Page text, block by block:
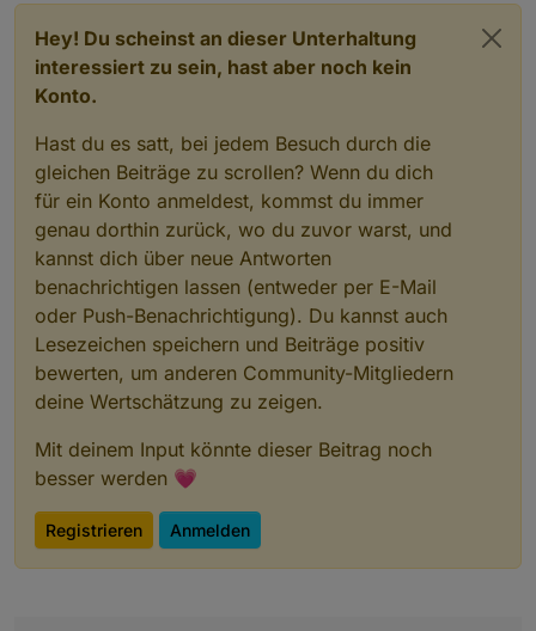
Hey! Du scheinst an dieser Unterhaltung
interessiert zu sein, hast aber noch kein
Konto.
Hast du es satt, bei jedem Besuch durch die
gleichen Beiträge zu scrollen? Wenn du dich
für ein Konto anmeldest, kommst du immer
genau dorthin zurück, wo du zuvor warst, und
kannst dich über neue Antworten
benachrichtigen lassen (entweder per E-Mail
oder Push-Benachrichtigung). Du kannst auch
Lesezeichen speichern und Beiträge positiv
bewerten, um anderen Community-Mitgliedern
deine Wertschätzung zu zeigen.
Mit deinem Input könnte dieser Beitrag noch
besser werden 💗
Registrieren Anmelden